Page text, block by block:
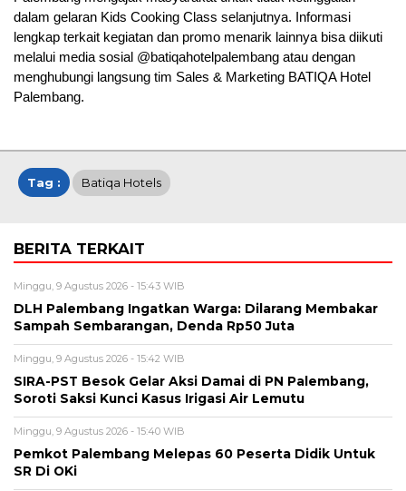
dalam gelaran Kids Cooking Class selanjutnya. Informasi
lengkap terkait kegiatan dan promo menarik lainnya bisa diikuti
melalui media sosial @batiqahotelpalembang atau dengan
menghubungi langsung tim Sales & Marketing BATIQA Hotel
Palembang.
Tag : Batiqa Hotels
BERITA TERKAIT
Minggu, 9 Agustus 2026 - 15:43 WIB
DLH Palembang Ingatkan Warga: Dilarang Membakar
Sampah Sembarangan, Denda Rp50 Juta
Minggu, 9 Agustus 2026 - 15:42 WIB
SIRA-PST Besok Gelar Aksi Damai di PN Palembang,
Soroti Saksi Kunci Kasus Irigasi Air Lemutu
Minggu, 9 Agustus 2026 - 15:40 WIB
Pemkot Palembang Melepas 60 Peserta Didik Untuk
SR Di OKi